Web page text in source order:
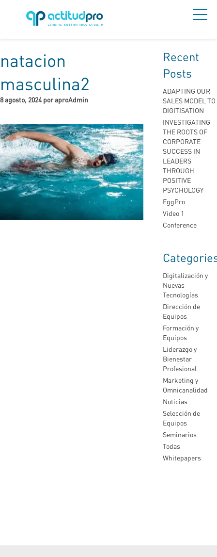
natacion
masculina2
8 agosto, 2024 por aproAdmin
Recent
Posts
ADAPTING OUR
SALES MODEL TO
DIGITISATION
INVESTIGATING
THE ROOTS OF
CORPORATE
SUCCESS IN
LEADERS
THROUGH
POSITIVE
PSYCHOLOGY
EggPro
Video 1
Conference
Digitalización y
Nuevas
Tecnologías
Dirección de
Equipos
Formación y
Equipos
Liderazgo y
Bienestar
Profesional
Marketing y
Omnicanalidad
Noticias
Selección de
Equipos
Seminarios
Todas
Whitepapers